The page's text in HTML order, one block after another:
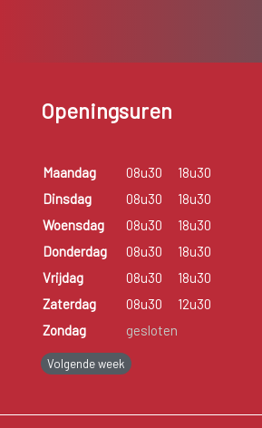
Openingsuren
Maandag 08u30
18u30
Dinsdag
08u30
18u30
Woensdag
08u30
18u30
Donderdag
08u30
18u30
Vrijdag
08u30
18u30
Zaterdag
08u30
12u30
Zondag
gesloten
Volgende week